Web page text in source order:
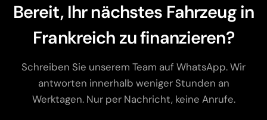
Bereit, Ihr nächstes Fahrzeug in
Frankreich zu finanzieren?
Schreiben Sie unserem Team auf WhatsApp. Wir
antworten innerhalb weniger Stunden an
Werktagen. Nur per Nachricht, keine Anrufe.